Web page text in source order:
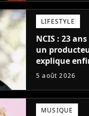
donner de
cinéma
LIFESTYLE
NCIS : 23
un
explique
l'origine de
(et on ne
bateau)
5 août 2026
MUSIQUE